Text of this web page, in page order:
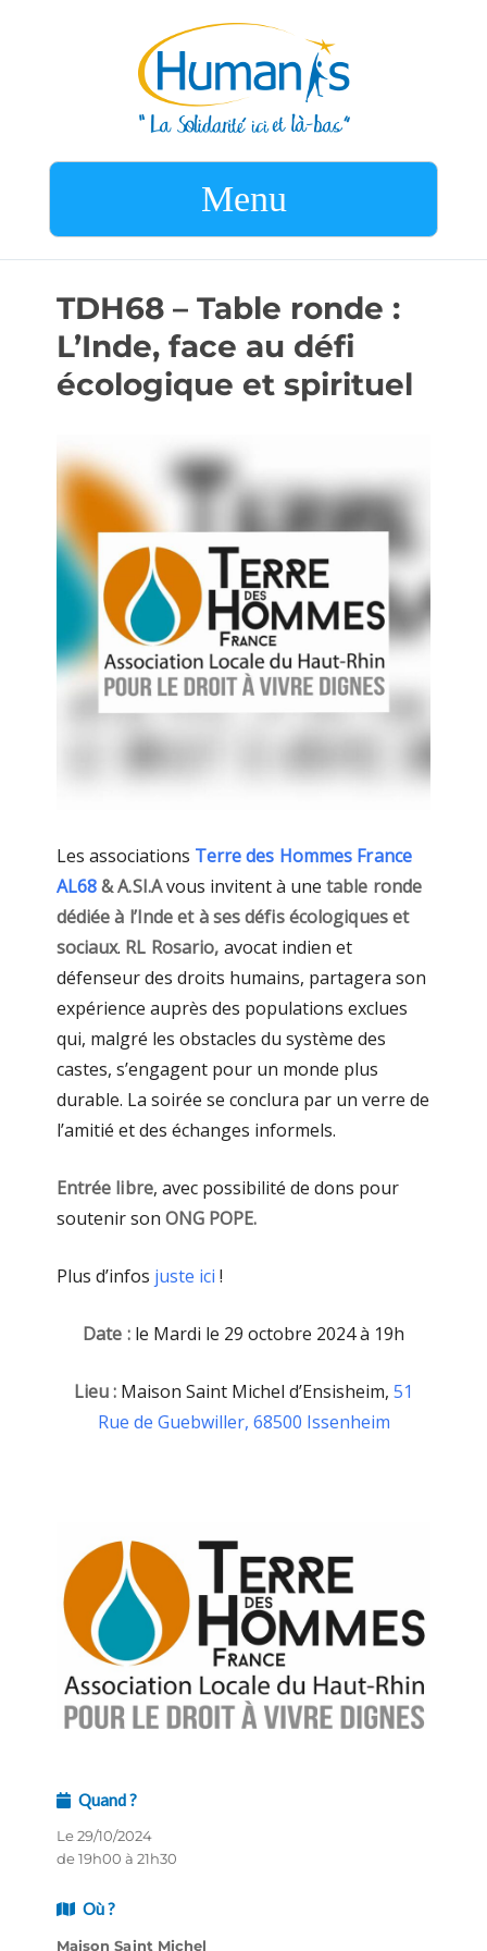
Menu
TDH68 – Table ronde :
L’Inde, face au défi
écologique et spirituel
Les associations Terre des Hommes France
AL68& A.SI.Avous invitent à une table ronde
dédiée à l’Inde et à ses défis écologiques et
sociaux. RL Rosario, avocat indien et
défenseur des droits humains, partagera son
expérience auprès des populations exclues
qui, malgré les obstacles du système des
castes, s’engagent pour un monde plus
durable. La soirée se conclura par un verre de
l’amitié et des échanges informels.
Entrée libre, avec possibilité de dons pour
soutenir son ONG POPE.
Plus d’infos juste ici !
Date :le Mardi le 29 octobre 2024 à 19h
Lieu : Maison Saint Michel d’Ensisheim,51
Rue de Guebwiller, 68500 Issenheim
Quand ?
Le 29/10/2024
de 19h00 à 21h30
Où ?
Maison Saint Michel